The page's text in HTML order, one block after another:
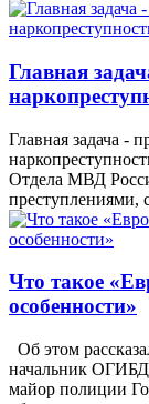
Главная
Главная задача -
Отдела МВД
преступлениями,
Что такое
особенности»
Об этом
начальник
майор полиции